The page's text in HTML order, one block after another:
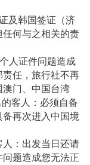
及韩国签证（济
何与之相关的责
人证件问题造成
任，旅行社不再
门、中国台湾
的客人：必须自备
再次进入中国境
：出发当日还请
题造成您无法正